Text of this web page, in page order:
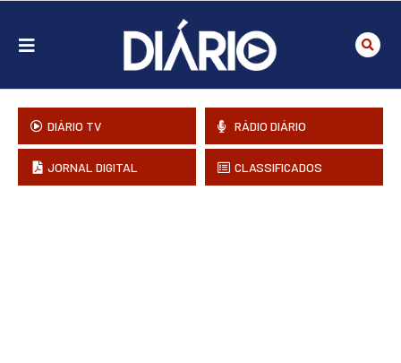
DIÁRIO TV RÁDIO DIÁRIO
JORNAL DIGITAL CLASSIFICADOS